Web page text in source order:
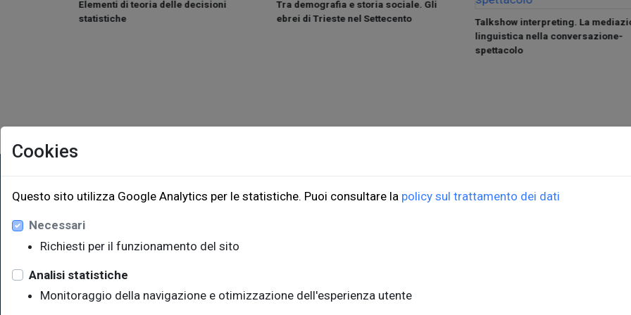
Elementi di teoria delle decisioni
statistiche
Tra demografia e storia sociale. Gli
ebrei di Trieste nel Settecento
Talkshow interpreting. La
linguistica nella conversazione-
spettacolo
EUT Edizioni Università di Trieste ORDINI
Cookies
Questo sito utilizza Google Analytics per le statistiche. Puoi consultare la policy sul trattamento dei dati
Necessari
Richiesti per il funzionamento del sito
Analisi statistiche
Monitoraggio della navigazione e otimizzazione dell'esperienza utente